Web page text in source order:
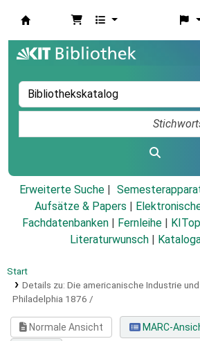
Erweiterte Suche
Aufsätze & Papers
Fachdatenbanken
Fernleihe
Literaturwunsch
Start
Details zu: Die americanische Industrie
Philadelphia 1876 /
Normale Ansicht
MARC-